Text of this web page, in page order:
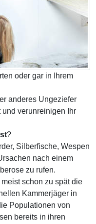
oder gar in Ihrem
anderes Ungeziefer
verunreinigen Ihr
?
Silberfische, Wespen
nach einem
zu rufen.
schon zu spät die
Kammerjäger in
Populationen von
bereits in ihren